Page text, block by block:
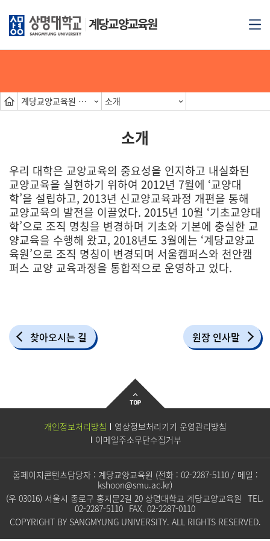
계당교양교육원
계당교양교육원 소개 소개
소개
우리 대학은 교양교육의 중요성을 인지하고 내실화된
교양교육을 실현하기 위하여 2012년 7월에 ‘교양대
학’을 설립하고, 2013년 신교양교육과정 개편을 통해
교양교육의 발전을 이끌었다. 2015년 10월 ‘기초교양대
학’으로 조직 명칭을 변경하며 기초와 기본에 충실한 교
양교육을 수행해 왔고, 2018년도 3월에는 ‘계당교양교
육원’으로 조직 명칭이 변경되며 서울캠퍼스와 천안캠
퍼스 교양 교육과정을 통합적으로 운영하고 있다.
찾아오시는 길 원장 인사말
개인정보처리방침
영상정보처리기기 운영관리방침
이메일주소무단수집거부
홈페이지콘텐츠담당자 : 계당교양교육원 (전화 : 02-2287-5110/ 메일 :
kshoon@smu.ac.kr)
(우 03016) 서울시 종로구 홍지문2길 20 상명대학교 계당교양교육원 TEL.
02-2287-5110 FAX. 02-2287-0110
COPYRIGHT BY SANGMYUNG UNIVERSITY. ALL RIGHTS RESERVED.